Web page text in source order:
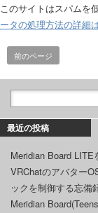
このサイトはスパムを
ータの処理方法の詳細
前のページ
最近の投稿
Meridian Board
VRChatのアバター
ックを制御する忘備
Meridian